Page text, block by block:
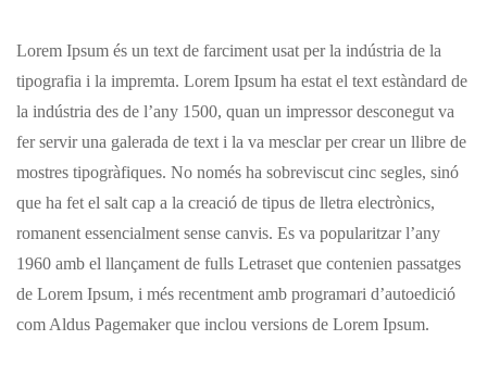
Lorem Ipsum és un text de farciment usat per la indústria de la
tipografia i la impremta. Lorem Ipsum ha estat el text estàndard de
la indústria des de l’any 1500, quan un impressor desconegut va
fer servir una galerada de text i la va mesclar per crear un llibre de
mostres tipogràfiques. No només ha sobreviscut cinc segles, sinó
que ha fet el salt cap a la creació de tipus de lletra electrònics,
romanent essencialment sense canvis. Es va popularitzar l’any
1960 amb el llançament de fulls Letraset que contenien passatges
de Lorem Ipsum, i més recentment amb programari d’autoedició
com Aldus Pagemaker que inclou versions de Lorem Ipsum.